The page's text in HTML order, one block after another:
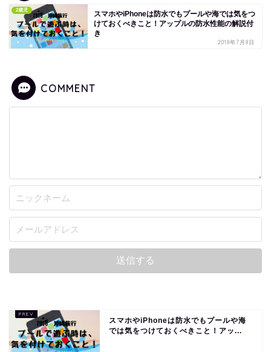
2歳児
スマホやiPhoneは防水でもプールや海では気をつ
けておくべきこと！アップルの防水性能の解説付
き
2018年7月8日
COMMENT
スマホやiPhoneは防水でもプールや海
では気をつけておくべきこと！アッ...